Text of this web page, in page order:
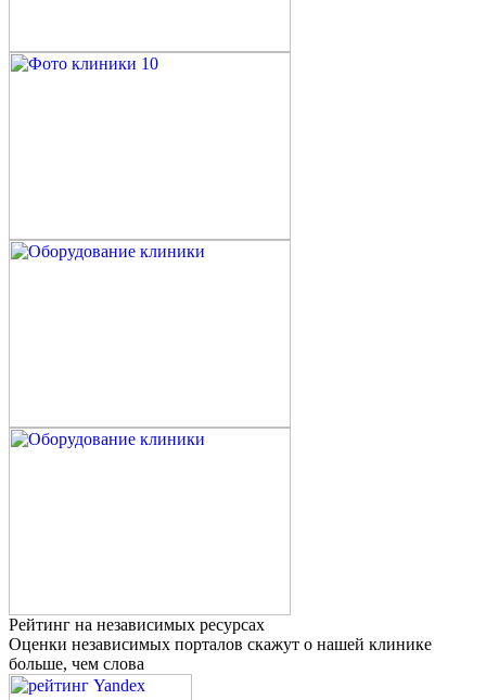
Рейтинг на независимых ресурсах
Оценки независимых порталов скажут о нашей клинике
больше, чем слова